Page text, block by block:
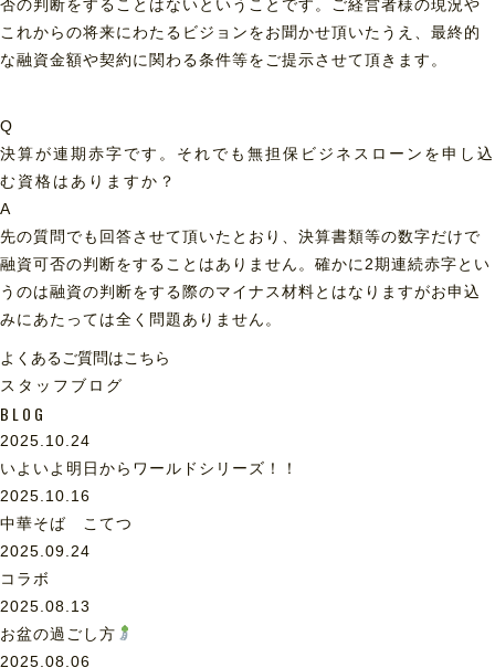
否の判断をすることはないということです。ご経営者様の現況や
これからの将来にわたるビジョンをお聞かせ頂いたうえ、最終的
な融資金額や契約に関わる条件等をご提示させて頂きます。
Q
決算が連期赤字です。それでも無担保ビジネスローンを申し込
む資格はありますか？
A
先の質問でも回答させて頂いたとおり、決算書類等の数字だけで
融資可否の判断をすることはありません。確かに2期連続赤字とい
うのは融資の判断をする際のマイナス材料とはなりますがお申込
みにあたっては全く問題ありません。
よくあるご質問はこちら
スタッフブログ
BLOG
2025.10.24
いよいよ明日からワールドシリーズ！！
2025.10.16
中華そば こてつ
2025.09.24
コラボ
2025.08.13
お盆の過ごし方
2025.08.06